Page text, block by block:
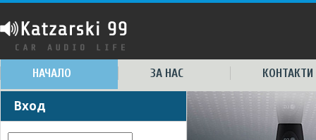
НАЧАЛО ЗА НАС КОНТАКТИ
Вход